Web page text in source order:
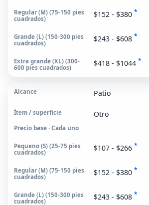
$152 - $380 *
$243 - $608 *
$418 - $1044 *
Patio
Otro
Precio base · Cada uno
$107 - $266 *
$152 - $380 *
$243 - $608 *